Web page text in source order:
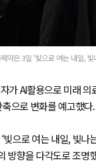
약은 3일 ‘빛으로 여는 내일,
가 AI활용으로 미래
으로 변화를 예고했다.
빛으로 여는 내일, 빛
방향을 다각도로 조명